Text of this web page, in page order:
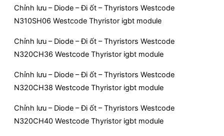
Chỉnh lưu – Diode – Đi ốt – Thyristors Westcode
N310SH06 Westcode Thyristor igbt module
Chỉnh lưu – Diode – Đi ốt – Thyristors Westcode
N320CH36 Westcode Thyristor igbt module
Chỉnh lưu – Diode – Đi ốt – Thyristors Westcode
N320CH38 Westcode Thyristor igbt module
Chỉnh lưu – Diode – Đi ốt – Thyristors Westcode
N320CH40 Westcode Thyristor igbt module